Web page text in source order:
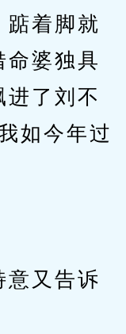
着脚就
命婆独具
了刘不
如今年过
又告诉